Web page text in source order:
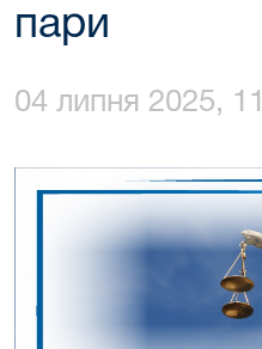
пари
04 липня 2025,